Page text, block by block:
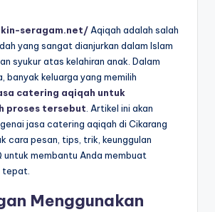
seragam.net/ Aqiqah adalah salah
yang sangat dianjurkan dalam Islam
syukur atas kelahiran anak. Dalam
banyak keluarga yang memilih
catering aqiqah untuk
proses tersebut . Artikel ini akan
jasa catering aqiqah di Cikarang
cara pesan, tips, trik, keunggulan
untuk membantu Anda membuat
tepat.
Menggunakan